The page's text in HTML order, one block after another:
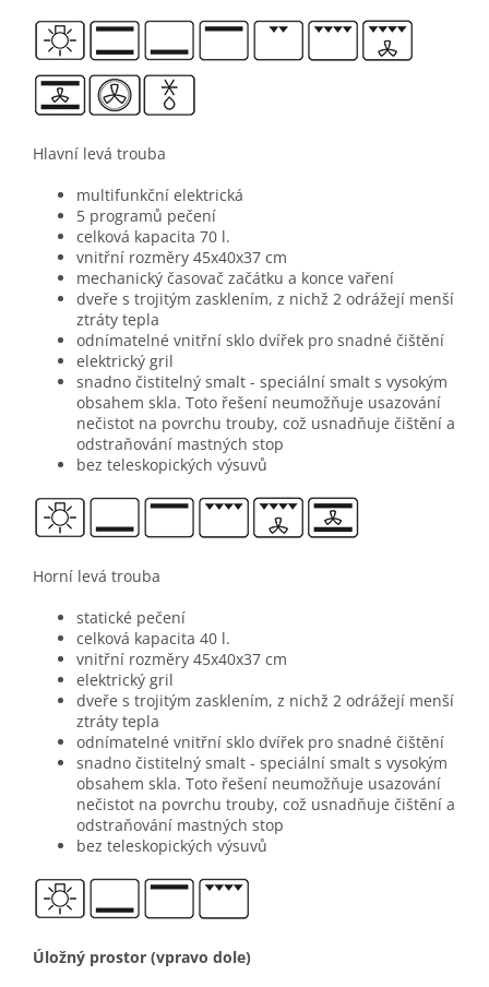
Hlavní levá trouba
multifunkční elektrická
5 programů pečení
celková kapacita 70 l.
vnitřní rozměry 45x40x37 cm
mechanický časovač začátku a konce vaření
dveře s trojitým zasklením, z nichž 2 odrážejí menší
ztráty tepla
odnímatelné vnitřní sklo dvířek pro snadné čištění
elektrický gril
snadno čistitelný smalt - speciální smalt s vysokým
obsahem skla. Toto řešení neumožňuje usazování
nečistot na povrchu trouby, což usnadňuje čištění a
odstraňování mastných stop
bez teleskopických výsuvů
Horní levá trouba
statické pečení
celková kapacita 40 l.
vnitřní rozměry 45x40x37 cm
elektrický gril
dveře s trojitým zasklením, z nichž 2 odrážejí menší
ztráty tepla
odnímatelné vnitřní sklo dvířek pro snadné čištění
snadno čistitelný smalt - speciální smalt s vysokým
obsahem skla. Toto řešení neumožňuje usazování
nečistot na povrchu trouby, což usnadňuje čištění a
odstraňování mastných stop
bez teleskopických výsuvů
Úložný prostor (vpravo dole)